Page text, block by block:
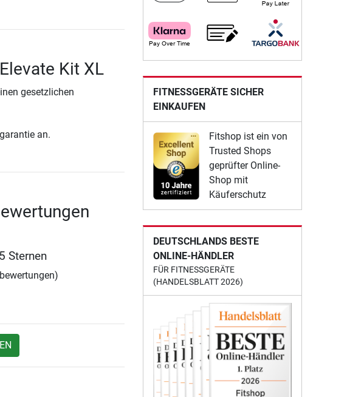
Kit XL
gesetzlichen
an.
Sternen
FITNESSGERÄTE SICHER
EINKAUFEN
Fitshop ist ein von
Trusted Shops
geprüfter Online-
Shop mit
Käuferschutz
DEUTSCHLANDS BESTE
ONLINE-HÄNDLER
FÜR FITNESSGERÄTE
(HANDELSBLATT 2026)